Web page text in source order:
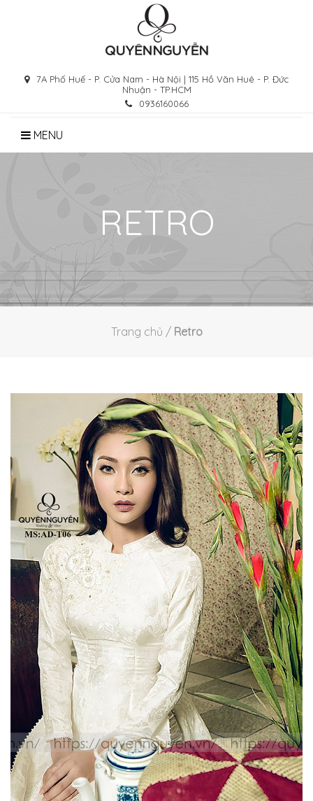
7A Phố Huế - P. Cửa Nam - Hà Nội | 115 Hồ Văn Huê - P. Đức
Nhuận - TP.HCM
0936160066
MENU
RETRO
Trang chủ / Retro